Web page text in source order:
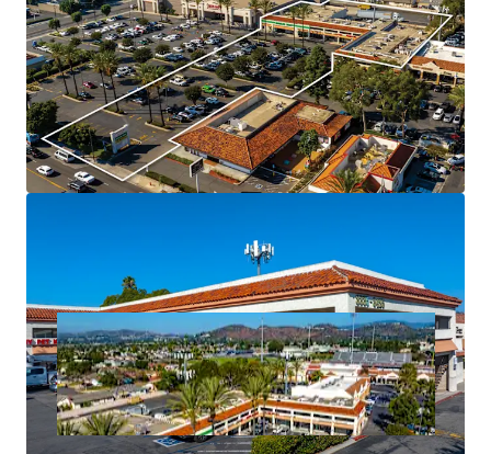
Highly Visible Location With Excellent Accessibility
Significant Surrounding Draw
Value Add Component
Daily Needs Tenant Mix